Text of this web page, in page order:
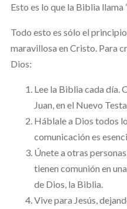
Esto es lo que la Biblia llama
Todo esto es sólo el
maravillosa en Cristo. Para
Dios:
Lee la Biblia cada día.
Juan, en el Nuevo
Háblale a Dios todos
comunicación es
Únete a otras
tienen comunión en
de Dios, la Biblia.
Vive para Jesús,